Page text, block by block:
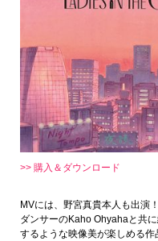
>> 購入＆ダウンロード
MVには、野宮真貴本人も出演！
ダンサーのKaho Ohyahaと共
するような映像美が楽しめる作